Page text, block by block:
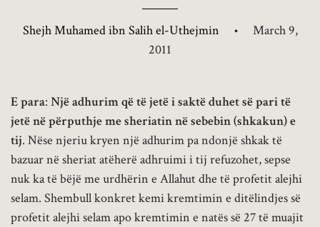
Shejh Muhamed ibn Salih el-Uthejmin •
March 9,
2011
E para: Një adhurim që të jetë i saktë duhet së pari të
jetë në përputhje me sheriatin në sebebin (shkakun) e
tij. Nëse njeriu kryen një adhurim pa ndonjë shkak të
bazuar në sheriat atëherë adhruimi i tij refuzohet, sepse
nuk ka të bëjë me urdhërin e Allahut dhe të profetit alejhi
selam. Shembull konkret kemi kremtimin e ditëlindjes së
profetit alejhi selam apo kremtimin e natës së 27 të muajit